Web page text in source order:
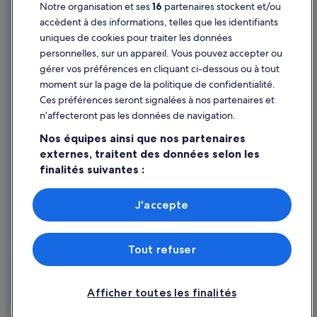
Le Pharo : hôtels Hôtels d’aventure
Le Pharo : hôtels
Marseille : Agrotourisme
Marseille : Appart’hôtels
Marseille : Auberges
Marseille : Châteaux
Marseille : Maison d’hôtes
Marseille : Maisons de campagne
Marseille : Complexes hôteliers
Marseille : Riads
Noailles : hôtels Hôtels d’affaires
Assistance
Annuler votre vol
Annuler une réservation d'hôtel ou de location de vacances
Délais de remboursement
Documents de voyage internationaux
Parmi les moyens de paiement acceptés sur expedia.fr figurent :
American Express, Diner’s Club International, Mastercard, Visa, Visa
Electron, CartaSi, Carte Bleue, PayPal et Eurocard.
© 2026 Expedia, Inc., une entreprise d’Expedia Group. Tous droits
réservés. Expedia et le logo Expedia sont des marques déposées ou des
Notre organisation et ses16 partenaires stockent et/ou
accèdent à des informations, telles que les identifiants
uniques de cookies pour traiter les données
personnelles, sur un appareil. Vous pouvez accepter ou
gérer vos préférences en cliquant ci-dessous ou à tout
moment sur la page de la politique de confidentialité.
Ces préférences seront signalées à nos partenaires et
n’affecteront pas les données de navigation.
Nos équipes ainsi que nos partenaires
externes, traitent des données selon les
finalités suivantes :
Utiliser des données de géolocalisation précises. Analyser
activement les caractéristiques de l’appareil pour
l’identification. Stocker et/ou accéder à des informations
mesure de performance des publicités et du contenu,
études d’audience et développement de services.
Liste de nos partenaires (fournisseurs)
Afficher toutes les finalités
Tout refuser
J'accepte